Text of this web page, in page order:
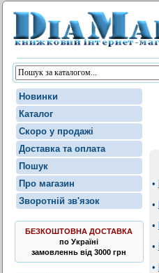
Новинки
Каталог
Скоро у продажі
Доставка та оплата
Пошук
Про магазин
Зворотній зв'язок
БЕЗКОШТОВНА ДОСТАВКА
по Україні
замовленнь від 3000 грн
•
•
•
•
•